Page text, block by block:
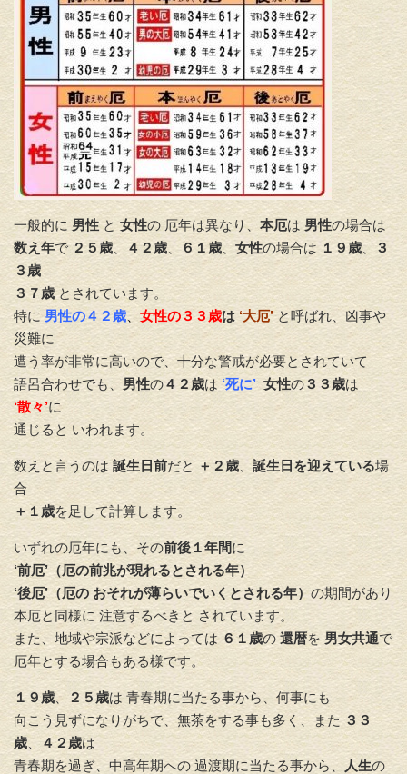
一般的に 男性 と 女性の 厄年は異なり、 本厄は 男性の場合は
数え年で ２５歳 、 ４２歳 ６１歳 、 女性の場合は １９歳 、 ３
３歳
３７歳とされています。
特に 男性の４２歳、 女性の３３歳は ‘大厄’と呼ばれ、凶事や
災難に
遭う率が非常に高いので、十分な警戒が必要とされていて
語呂合わせでも、男性の４２歳は ‘死に’ 女性の３３歳は
‘散々’に
通じると いわれます。
数えと言うのは 誕生日前だと ＋２歳 誕生日を迎えている場
合
＋１歳を足して計算します。
いずれの厄年にも、その前後１年間に
‘前厄’（厄の前兆が現れるとされる年）
‘後厄’（厄の おそれが薄らいでいくとされる年）の期間があり
本厄と同様に 注意するべきと されています。
また、地域や宗派などによっては ６１歳の 還暦を 男女共通で
厄年とする場合もある様です。
１９歳、 ２５歳は 青春期に当たる事から、何事にも
向こう見ずになりがちで、無茶をする事も多く、また３３
歳 、 ４２歳は
青春期を過ぎ、中高年期への 過渡期に当たる事から、 人生の